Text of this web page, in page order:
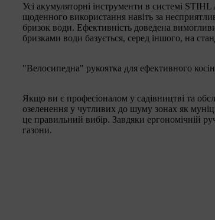
Усі акумуляторні інструменти в системі
щоденного використання навіть за
бризок води. Ефективність доведена
бризками води базується, серед іншого, на
"Велосипедна" рукоятка для ефективного
Якщо ви є професіоналом у садівництві та
озеленення у чутливих до шуму зонах як
це правильний вибір. Завдяки ергономічній
газони.